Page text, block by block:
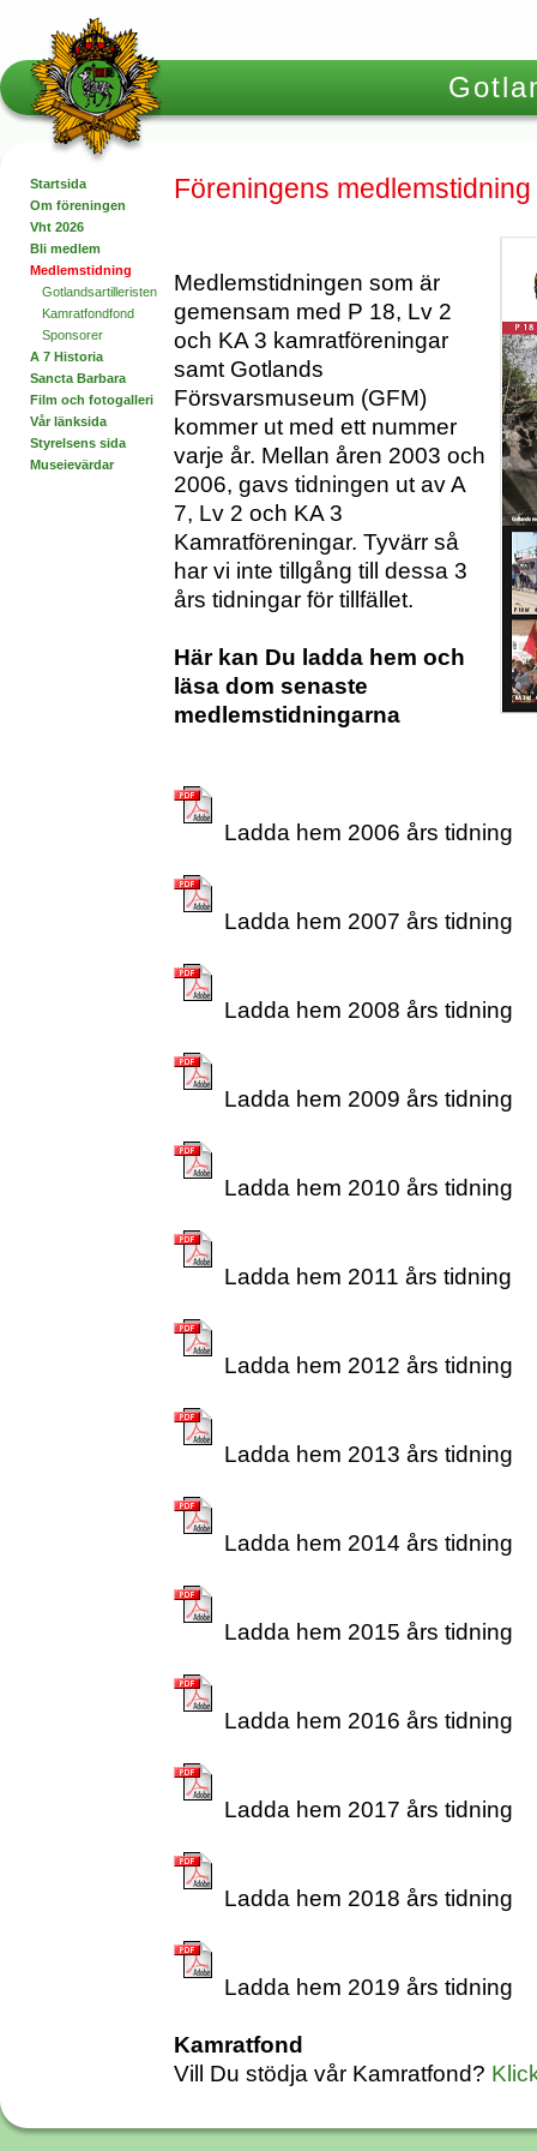
Startsida
Om föreningen
Vht 2026
Bli medlem
Medlemstidning
Gotlandsartilleristen
Kamratfondfond
Sponsorer
A 7 Historia
Sancta Barbara
Film och fotogalleri
Vår länksida
Styrelsens sida
Museievärdar
Föreningens medlemstidning
Medlemstidningen som är
gemensam med P 18, Lv 2
och KA 3 kamratföreningar
samt Gotlands
Försvarsmuseum (GFM)
kommer ut med ett nummer
varje år. Mellan åren 2003 och
2006, gavs tidningen ut av A
7, Lv 2 och KA 3
Kamratföreningar. Tyvärr så
har vi inte tillgång till dessa 3
års tidningar för tillfället.
Här kan Du ladda hem och
läsa dom senaste
medlemstidningarna
Ladda hem 2006 års tidning
Ladda hem 2007 års tidning
Ladda hem 2008 års tidning
Ladda hem 2009 års tidning
Ladda hem 2010 års tidning
Ladda hem 2011 års tidning
Ladda hem 2012 års tidning
Ladda hem 2013 års tidning
Ladda hem 2014 års tidning
Ladda hem 2015 års tidning
Ladda hem 2016 års tidning
Ladda hem 2017 års tidning
Ladda hem 2018 års tidning
Ladda hem 2019 års tidning
Kamratfond
Vill Du stödja vår Kamratfond?